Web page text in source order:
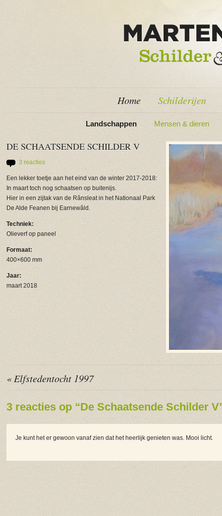
Home Schilderijen
Landschappen Mensen & dieren
DE SCHAATSENDE SCHILDER V
3 reacties
Een lekker toetje aan het eind van de winter 2017-2018:
In maart toch nog schaatsen op buitenijs.
Hier in een zijtak van de Rânsleat in het Nationaal Park
De Alde Feanen bij Earnewâld.
Techniek:
Olieverf op paneel
Formaat:
400×600 mm
Jaar:
maart 2018
« Elfstedentocht 1997
3 reacties op “De Schaatsende Schilder
Je kunt het er gewoon vanaf zien dat het heerlijk genieten was. Mooi licht.